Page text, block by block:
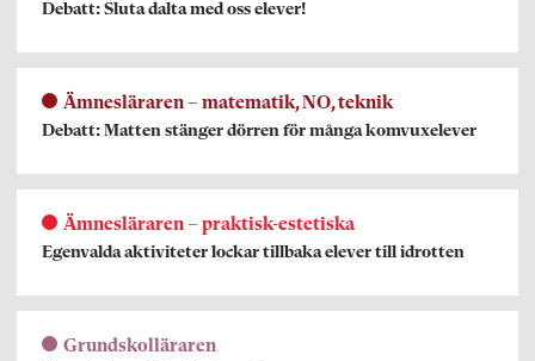
Debatt: Sluta dalta med oss elever!
Ämnesläraren – matematik, NO, teknik
Debatt: Matten stänger dörren för många komvuxelever
Ämnesläraren – praktisk-estetiska
Egenvalda aktiviteter lockar tillbaka elever till idrotten
Grundskolläraren